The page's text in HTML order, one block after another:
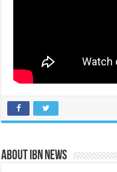
About IBN NEWS